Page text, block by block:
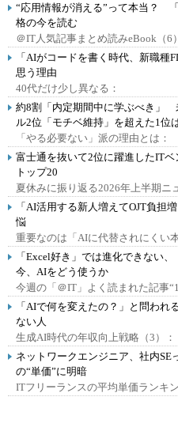
“応用情報が消える”って本当？
格の今を読む
＠IT人気記事まとめ読みeBook（6
「AIがコードを書く時代、新職
思う理由
40代だけ少し異なる：
約8割「内定期間中に学ぶべき」
ル2位「モチベ維持」を超えた1位
「やる必要ない」派の理由とは：
富士通を抜いて2位に躍進したIT
トップ20
夏休みに振り返る2026年上半期ニ
「AI活用する新人増えてOJT負
悩
重要なのは「AIに代替されにくい
「Excel好き」では進化できない
今、AIをどう使うか
今週の「＠IT」よく読まれた記事
「AIで何を変えたの？」と問われ
ない人
生成AI時代の年収向上戦略（3）：
ネットワークエンジニア、社内
の“単価”に明暗
ITフリーランスの平均単価ランキ